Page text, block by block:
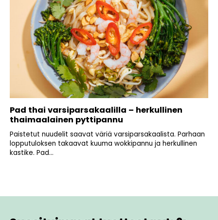
Pad thai varsiparsakaalilla – herkullinen
thaimaalainen pyttipannu
Paistetut nuudelit saavat väriä varsiparsakaalista. Parhaan
lopputuloksen takaavat kuuma wokkipannu ja herkullinen
kastike. Pad...